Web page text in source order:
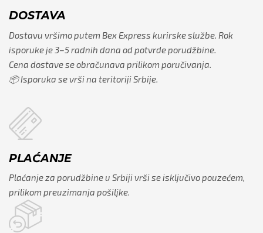
DOSTAVA
Dostavu vršimo putem Bex Express kurirske službe. Rok
isporuke je 3–5 radnih dana od potvrde porudžbine.
Cena dostave se obračunava prilikom poručivanja.
📦 Isporuka se vrši na teritoriji Srbije.
PLAĆANJE
Plaćanje za porudžbine u Srbiji vrši se isključivo pouzećem,
prilikom preuzimanja pošiljke.